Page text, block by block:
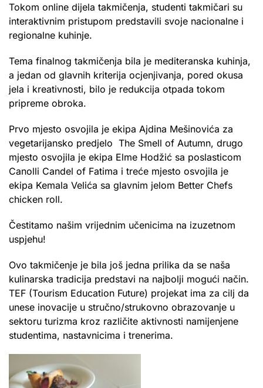
Tokom online dijela takmičenja, studenti takmičari su
interaktivnim pristupom predstavili svoje nacionalne i
regionalne kuhinje.
Tema finalnog takmičenja bila je mediteranska kuhinja,
a jedan od glavnih kriterija ocjenjivanja, pored okusa
jela i kreativnosti, bilo je redukcija otpada tokom
pripreme obroka.
Prvo mjesto osvojila je ekipa Ajdina Mešinovića za
vegetarijansko predjelo The Smell of Autumn, drugo
mjesto osvojila je ekipa Elme Hodžić sa poslasticom
Canolli Candel of Fatima i treće mjesto osvojila je
ekipa Kemala Velića sa glavnim jelom Better Chefs
chicken roll.
Čestitamo našim vrijednim učenicima na izuzetnom
uspjehu!
Ovo takmičenje je bila još jedna prilika da se naša
kulinarska tradicija predstavi na najbolji mogući način.
TEF (Tourism Education Future) projekat ima za cilj da
unese inovacije u stručno/strukovno obrazovanje u
sektoru turizma kroz različite aktivnosti namijenjene
studentima, nastavnicima i trenerima.